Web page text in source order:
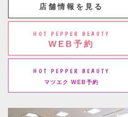
店舗情報を見る
HOT PEPPER BEAUTY
WEB予約
HOT PEPPER BEAUTY
マツエク WEB予約